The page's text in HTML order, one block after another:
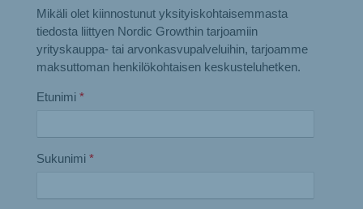
Mikäli olet kiinnostunut yksityiskohtaisemmasta
tiedosta liittyen Nordic Growthin tarjoamiin
yrityskauppa- tai arvonkasvupalveluihin, tarjoamme
maksuttoman henkilökohtaisen keskusteluhetken.
Etunimi *
Sukunimi *